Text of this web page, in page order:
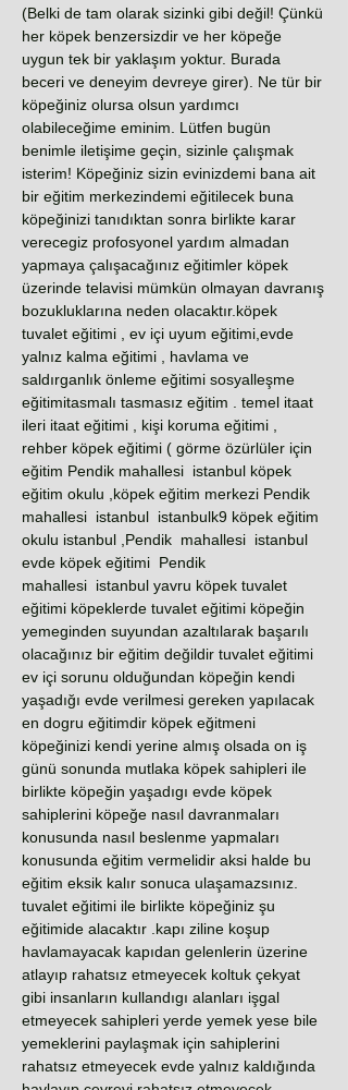
(Belki de tam olarak sizinki gibi değil! Çünkü
her köpek benzersizdir ve her köpeğe
uygun tek bir yaklaşım yoktur. Burada
beceri ve deneyim devreye girer). Ne tür bir
köpeğiniz olursa olsun yardımcı
olabileceğime eminim. Lütfen bugün
benimle iletişime geçin, sizinle çalışmak
isterim! Köpeğiniz sizin evinizdemi bana ait
bir eğitim merkezindemi eğitilecek buna
köpeğinizi tanıdıktan sonra birlikte karar
verecegiz profosyonel yardım almadan
yapmaya çalışacağınız eğitimler köpek
üzerinde telavisi mümkün olmayan davranış
bozukluklarına neden olacaktır.köpek
tuvalet eğitimi , ev içi uyum eğitimi,evde
yalnız kalma eğitimi , havlama ve
saldırganlık önleme eğitimi sosyalleşme
eğitimitasmalı tasmasız eğitim . temel itaat
ileri itaat eğitimi , kişi koruma eğitimi ,
rehber köpek eğitimi ( görme özürlüler için
eğitim Pendik mahallesi istanbul köpek
eğitim okulu ,köpek eğitim merkezi Pendik
mahallesi istanbul istanbulk9 köpek eğitim
okulu istanbul ,Pendik mahallesi istanbul
evde köpek eğitimi Pendik
mahallesi istanbul yavru köpek tuvalet
eğitimi köpeklerde tuvalet eğitimi köpeğin
yemeginden suyundan azaltılarak başarılı
olacağınız bir eğitim değildir tuvalet eğitimi
ev içi sorunu olduğundan köpeğin kendi
yaşadığı evde verilmesi gereken yapılacak
en dogru eğitimdir köpek eğitmeni
köpeğinizi kendi yerine almış olsada on iş
günü sonunda mutlaka köpek sahipleri ile
birlikte köpeğin yaşadıgı evde köpek
sahiplerini köpeğe nasıl davranmaları
konusunda nasıl beslenme yapmaları
konusunda eğitim vermelidir aksi halde bu
eğitim eksik kalır sonuca ulaşamazsınız.
tuvalet eğitimi ile birlikte köpeğiniz şu
eğitimide alacaktır .kapı ziline koşup
havlamayacak kapıdan gelenlerin üzerine
atlayıp rahatsız etmeyecek koltuk çekyat
gibi insanların kullandıgı alanları işgal
etmeyecek sahipleri yerde yemek yese bile
yemeklerini paylaşmak için sahiplerini
rahatsız etmeyecek evde yalnız kaldığında